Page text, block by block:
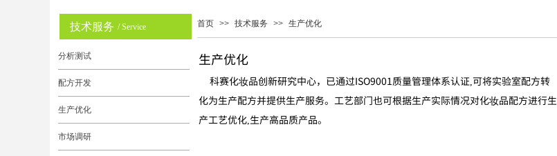
关于我们 首页 >> 技术服务 >> 生产优化
技术服务 / Service
分析测试
配方开发
生产优化
市场调研
生产优化
科赛化妆品创新研究中心，已通过ISO9001质量管理体系认证,可将实验室配方转
化为生产配方并提供生产服务。工艺部门也可根据生产实际情况对化妆品配方进行生
产工艺优化,生产高品质产品。